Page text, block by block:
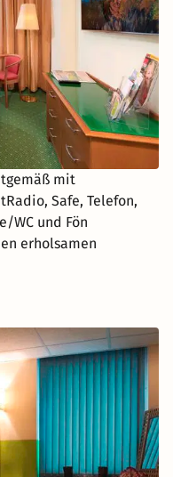
mit
Safe, Telefon,
WC und Fön
erholsamen